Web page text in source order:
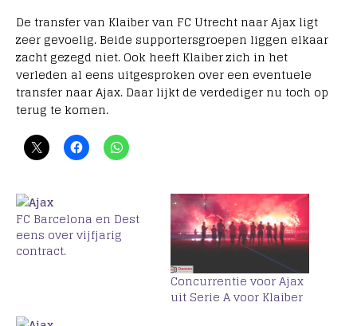
De transfer van Klaiber van FC Utrecht naar Ajax ligt
zeer gevoelig. Beide supportersgroepen liggen elkaar
zacht gezegd niet. Ook heeft Klaiber zich in het
verleden al eens uitgesproken over een eventuele
transfer naar Ajax. Daar lijkt de verdediger nu toch op
terug te komen.
FC Barcelona en Dest
eens over vijfjarig
contract.
Concurrentie voor Ajax
uit Serie A voor Klaiber